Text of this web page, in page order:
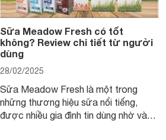
Sữa Meadow Fresh có tốt
không? Review chi tiết từ người
dùng
28/02/2025
Sữa Meadow Fresh là một trong
những thương hiệu sữa nổi tiếng,
được nhiều gia đình tin dùng nhờ vào